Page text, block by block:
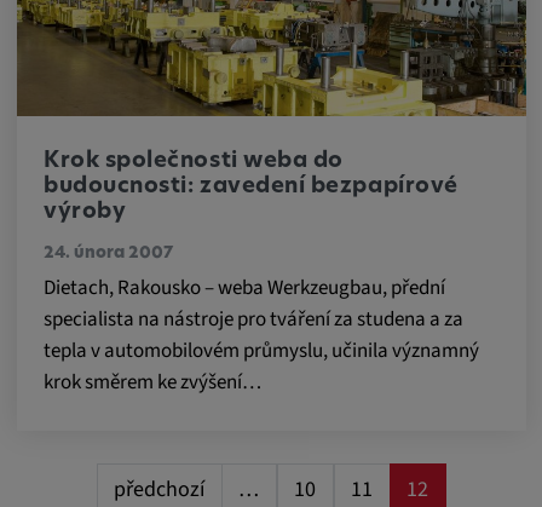
Krok společnosti weba do
budoucnosti: zavedení bezpapírové
výroby
24. února 2007
Dietach, Rakousko – weba Werkzeugbau, přední
specialista na nástroje pro tváření za studena a za
tepla v automobilovém průmyslu, učinila významný
krok směrem ke zvýšení…
předchozí … 10 11 12